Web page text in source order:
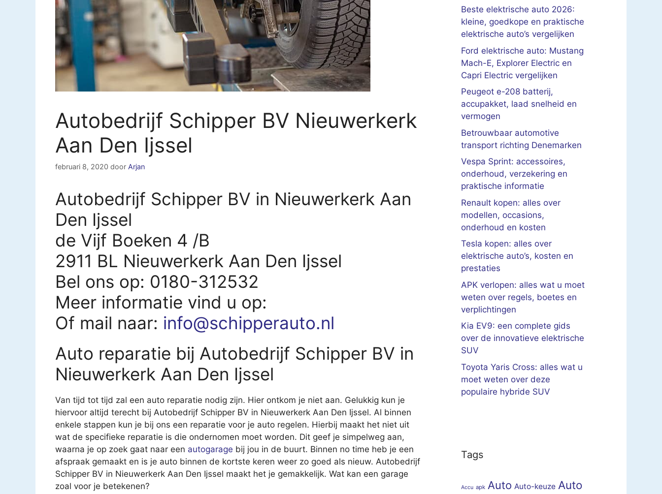
Autobedrijf Schipper BV Nieuwerkerk
Aan Den Ijssel
februari 8, 2020 door Arjan
Autobedrijf Schipper BV in Nieuwerkerk Aan
Den Ijssel
de Vijf Boeken 4 /B
2911 BL Nieuwerkerk Aan Den Ijssel
Bel ons op: 0180-312532
Meer informatie vind u op:
Of mail naar: info@schipperauto.nl
Auto reparatie bij Autobedrijf Schipper BV in
Nieuwerkerk Aan Den Ijssel
Van tijd tot tijd zal een auto reparatie nodig zijn. Hier ontkom je niet aan. Gelukkig kun je
hiervoor altijd terecht bij Autobedrijf Schipper BV in Nieuwerkerk Aan Den Ijssel. Al binnen
enkele stappen kun je bij ons een reparatie voor je auto regelen. Hierbij maakt het niet uit
wat de specifieke reparatie is die ondernomen moet worden. Dit geef je simpelweg aan,
waarna je op zoek gaat naar een autogarage bij jou in de buurt. Binnen no time heb je een
afspraak gemaakt en is je auto binnen de kortste keren weer zo goed als nieuw. Autobedrijf
Schipper BV in Nieuwerkerk Aan Den Ijssel maakt het je gemakkelijk. Wat kan een garage
zoal voor je betekenen?
Beste elektrische auto 2026:
kleine, goedkope en praktische
elektrische auto’s vergelijken
Ford elektrische auto: Mustang
Mach-E, Explorer Electric en
Capri Electric vergelijken
Peugeot e-208 batterij,
accupakket, laad snelheid en
vermogen
Betrouwbaar automotive
transport richting Denemarken
Vespa Sprint: accessoires,
onderhoud, verzekering en
praktische informatie
Renault kopen: alles over
modellen, occasions,
onderhoud en kosten
Tesla kopen: alles over
elektrische auto’s, kosten en
prestaties
APK verlopen: alles wat u moet
weten over regels, boetes en
verplichtingen
Kia EV9: een complete gids
over de innovatieve elektrische
SUV
Toyota Yaris Cross: alles wat u
moet weten over deze
populaire hybride SUV
Tags
Accu apk Auto Auto-keuze Auto